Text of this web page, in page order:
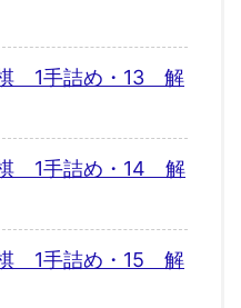
1手詰め・13 解
棋 1手詰め・14 解
1手詰め・15 解